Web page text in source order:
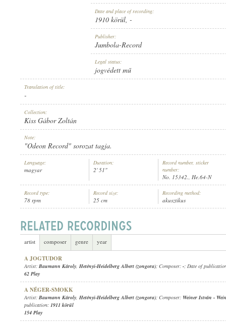
JUMBOLA-RECORD
RECORD NUMBER:
Date and place of recording:
1910 körül, -
Publisher:
Jumbola-Record
Legal status:
jogvédett mű
Translation of title:
-
Collection:
Kiss Gábor Zoltán
Note:
"Odeon Record" sorozat tagja.
Language:
magyar
Duration:
2' 51"
Record number, sticker
number:
No. 15342., He.64-N
Record type:
78 rpm
Record size:
25 cm
Recording method:
akusztikus
artist composer genre year
A JOGTUDOR
Artist: Baumann Károly, Hetényi-Heidelberg Albert (zongora); Composer: -; Date of
62 Play
A NÉGER-SMOKK
Artist: Baumann Károly, Hetényi-Heidelberg Albert (zongora); Composer: Weiner István -
publication: 1911 körül
154 Play